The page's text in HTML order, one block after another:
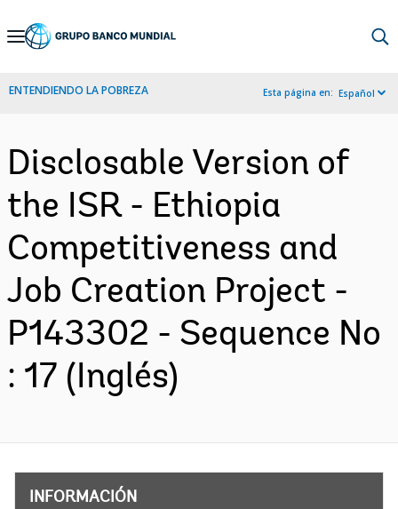
Skip
Navigation
ENTENDIENDO LA POBREZA Esta página en: Español
Disclosable Version of
the ISR - Ethiopia
Competitiveness and
Job Creation Project -
P143302 - Sequence No
: 17 (Inglés)
INFORMACIÓN